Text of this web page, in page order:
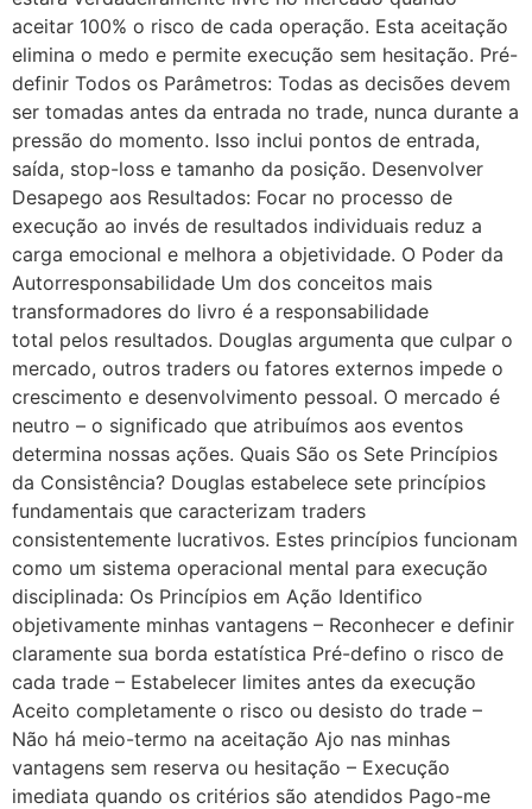
aceitar 100% o risco de cada operação. Esta aceitação
elimina o medo e permite execução sem hesitação. Pré-
definir Todos os Parâmetros: Todas as decisões devem
ser tomadas antes da entrada no trade, nunca durante a
pressão do momento. Isso inclui pontos de entrada,
saída, stop-loss e tamanho da posição. Desenvolver
Desapego aos Resultados: Focar no processo de
execução ao invés de resultados individuais reduz a
carga emocional e melhora a objetividade. O Poder da
Autorresponsabilidade Um dos conceitos mais
transformadores do livro é a responsabilidade
total pelos resultados. Douglas argumenta que culpar o
mercado, outros traders ou fatores externos impede o
crescimento e desenvolvimento pessoal. O mercado é
neutro – o significado que atribuímos aos eventos
determina nossas ações. Quais São os Sete Princípios
da Consistência? Douglas estabelece sete princípios
fundamentais que caracterizam traders
consistentemente lucrativos. Estes princípios funcionam
como um sistema operacional mental para execução
disciplinada: Os Princípios em Ação Identifico
objetivamente minhas vantagens – Reconhecer e definir
claramente sua borda estatística Pré-defino o risco de
cada trade – Estabelecer limites antes da execução
Aceito completamente o risco ou desisto do trade –
Não há meio-termo na aceitação Ajo nas minhas
vantagens sem reserva ou hesitação – Execução
imediata quando os critérios são atendidos Pago-me